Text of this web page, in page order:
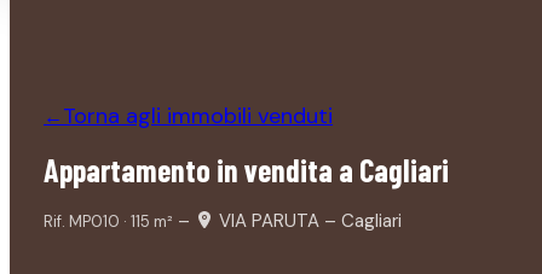
←Torna agli immobili venduti
Appartamento in vendita a Cagliari
Rif. MP010 · 115 m² – VIA PARUTA – Cagliari